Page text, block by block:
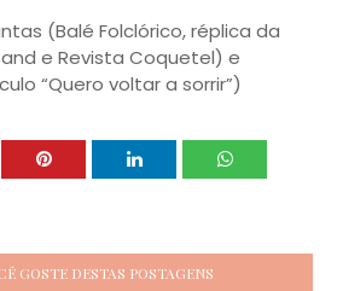
(Balé Folclórico, réplica da
e Revista Coquetel) e
“Quero voltar a sorrir”)
GOSTE DESTAS POSTAGENS